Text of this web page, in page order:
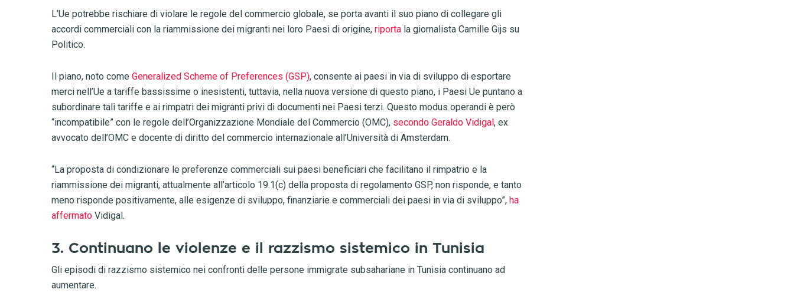
L’Ue potrebbe rischiare di violare le regole del commercio globale, se porta avanti il suo piano di collegare gli
accordi commerciali con la riammissione dei migranti nei loro Paesi di origine, riporta la giornalista Camille Gijs su
Politico.
Il piano, noto come Generalized Scheme of Preferences (GSP), consente ai paesi in via di sviluppo di esportare
merci nell’Ue a tariffe bassissime o inesistenti, tuttavia, nella nuova versione di questo piano, i Paesi Ue puntano a
subordinare tali tariffe e ai rimpatri dei migranti privi di documenti nei Paesi terzi. Questo modus operandi è però
“incompatibile” con le regole dell’Organizzazione Mondiale del Commercio (OMC), secondo Geraldo Vidigal, ex
avvocato dell’OMC e docente di diritto del commercio internazionale all’Università di Amsterdam.
“La proposta di condizionare le preferenze commerciali sui paesi beneficiari che facilitano il rimpatrio e la
riammissione dei migranti, attualmente all’articolo 19.1(c) della proposta di regolamento GSP, non risponde, e tanto
meno risponde positivamente, alle esigenze di sviluppo, finanziarie e commerciali dei paesi in via di sviluppo”, ha
affermato Vidigal.
3. Continuano le violenze e il razzismo sistemico in Tunisia
Gli episodi di razzismo sistemico nei confronti delle persone immigrate subsahariane in Tunisia continuano ad
aumentare.